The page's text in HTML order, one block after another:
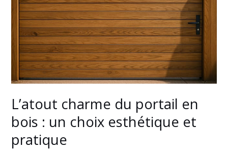
L’atout charme du portail en
bois : un choix esthétique et
pratique
bois
choix
esthétique
pratique